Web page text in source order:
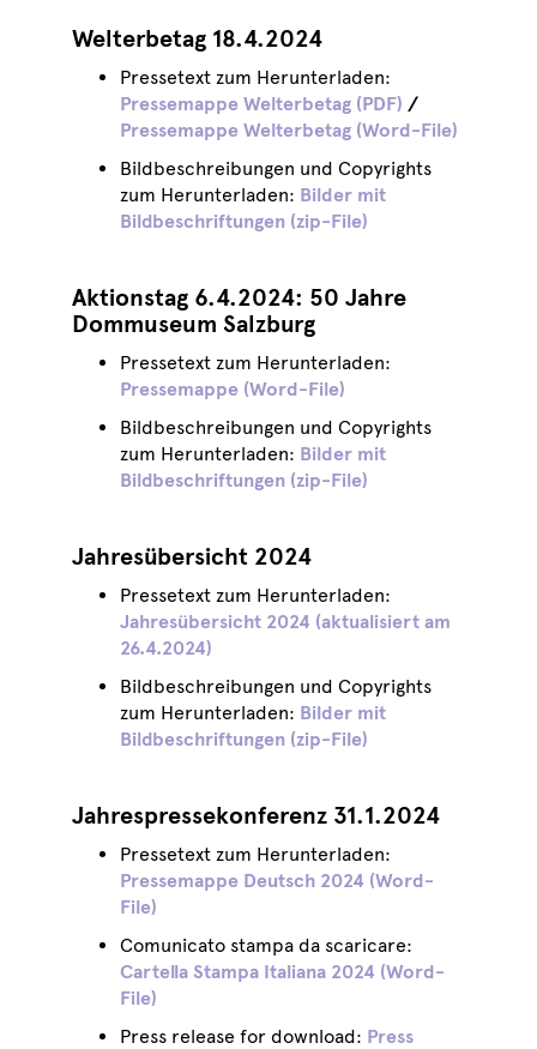
Welterbetag 18.4.2024
Pressetext zum Herunterladen:
Pressemappe Welterbetag (PDF) /
Pressemappe Welterbetag (Word-File)
Bildbeschreibungen und Copyrights
zum Herunterladen: Bilder mit
Bildbeschriftungen (zip-File)
Aktionstag 6.4.2024: 50 Jahre
Dommuseum Salzburg
Pressetext zum Herunterladen:
Pressemappe (Word-File)
Bildbeschreibungen und Copyrights
zum Herunterladen: Bilder mit
Bildbeschriftungen (zip-File)
Jahresübersicht 2024
Pressetext zum Herunterladen:
Jahresübersicht 2024 (aktualisiert am
26.4.2024)
Bildbeschreibungen und Copyrights
zum Herunterladen: Bilder mit
Bildbeschriftungen (zip-File)
Jahrespressekonferenz 31.1.2024
Pressetext zum Herunterladen:
Pressemappe Deutsch 2024 (Word-
File)
Comunicato stampa da scaricare:
Cartella Stampa Italiana 2024 (Word-
File)
Press release for download: Press